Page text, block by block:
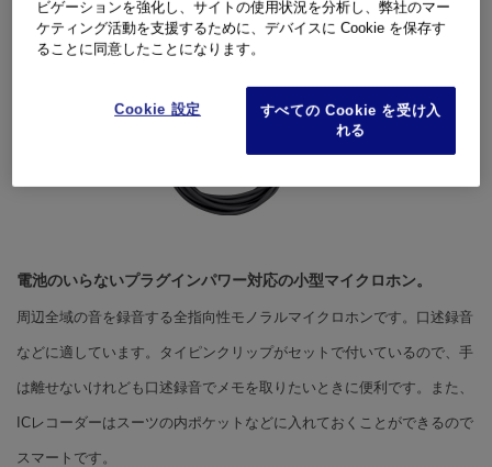
電池のいらないプラグインパワー対応の小型マイクロホン。
周辺全域の音を録音する全指向性モノラルマイクロホンです。口述録音
などに適しています。タイピンクリップがセットで付いているので、手
は離せないけれども口述録音でメモを取りたいときに便利です。また、
ICレコーダーはスーツの内ポケットなどに入れておくことができるので
スマートです。
ビゲーションを強化し、サイトの使用状況を分析し、弊社のマー
ケティング活動を支援するために、デバイスに Cookie を保存す
ることに同意したことになります。
Cookie 設定
すべての Cookie を受け入
れる